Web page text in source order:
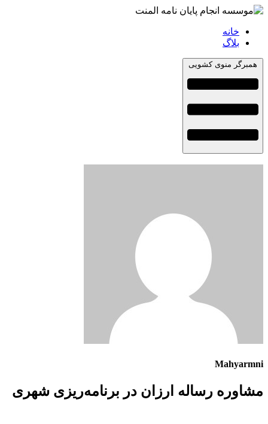
خانه
بلاگ
همبرگر منوی کشویی
Mahyarmni
مشاوره رساله ارزان در برنامه‌ریزی شهری